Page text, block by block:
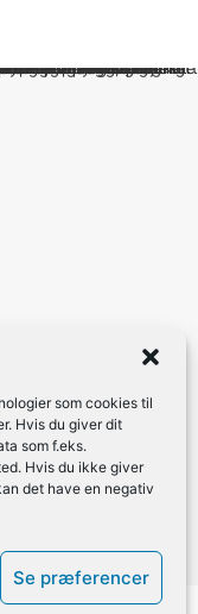
som cookies til
Hvis du giver dit
som f.eks.
Hvis du ikke giver
det have en negativ
Se præferencer